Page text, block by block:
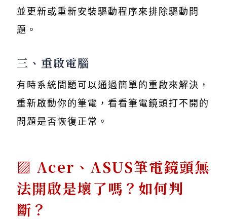
並更新或重新安裝驅動程序來排除驅動問
題。
三、重啟電腦
有時系統問題可以通過簡單的重啟來解決，
重新啟動你的筆電，看看筆電鏡頭打不開的
問題是否恢復正常。
Acer、ASUS筆電鏡頭無
法開啟是壞了嗎？如何判
斷？